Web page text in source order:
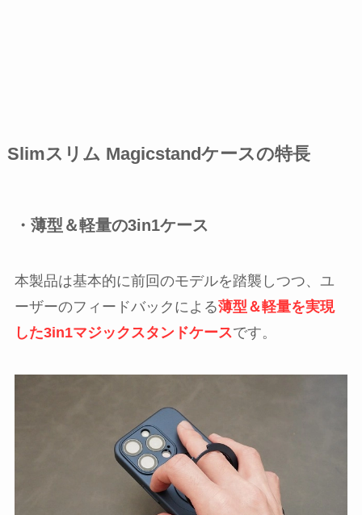
Slimスリム Magicstandケースの特長
・薄型＆軽量の3in1ケース
本製品は基本的に前回のモデルを踏襲しつつ、ユ
ーザーのフィードバックによる薄型＆軽量を実現
した3in1マジックスタンドケースです。